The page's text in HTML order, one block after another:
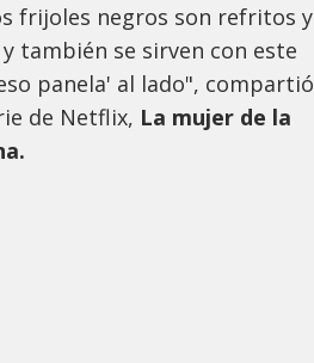
frijoles negros son refritos y
también se sirven con este
panela' al lado", compartió
de Netflix, La mujer de la